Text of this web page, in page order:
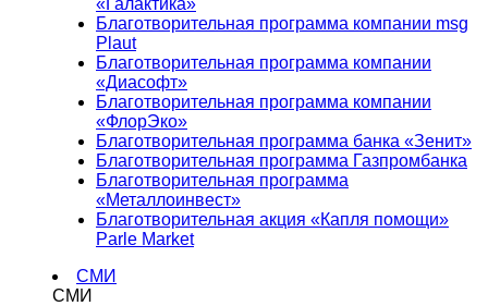
«Галактика»
Благотворительная программа компании msg
Plaut
Благотворительная программа компании
«Диасофт»
Благотворительная программа компании
«ФлорЭко»
Благотворительная программа банка «Зенит»
Благотворительная программа Газпромбанка
Благотворительная программа
«Металлоинвест»
Благотворительная акция «Капля помощи»
Parle Market
СМИ
СМИ